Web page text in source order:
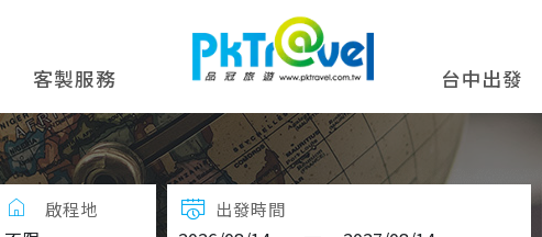
客製服務 台中出發
啟程地 出發時間